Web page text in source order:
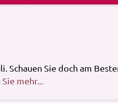
Schauen Sie doch am
mehr...